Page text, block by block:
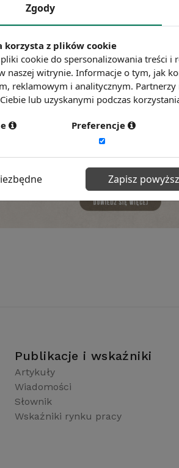
IT i finansiści.
więcej?
Zobacz więcej
Publikacje i wskaźniki
Artykuły
Wiadomości
Słownik
Wskaźniki rynku pracy
Zgody
korzysta z plików cookie
cookie do spersonalizowania treści i
naszej witrynie. Informacje o tym, jak
reklamowym i analitycznym.
lub uzyskanymi podczas
Preferencje
Zapisz